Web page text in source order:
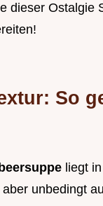
dieser Ostalgie
So
liegt
unbedingt